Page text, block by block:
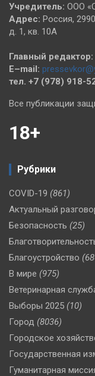
Учредитель: ООО
Адрес: Россия,
д. 1, кв. 10А
Главный редактор:
E–mail:
тел. +7 (978) 918-
Все публикации
18+
Рубрики
COVID-19 (861)
Актуальный
Безопасность (25)
Благоустройство
В мире (975)
Ветеринарная
Выборы 2025 (10)
Город (8036)
Городское
Государственная
Гуманитарная